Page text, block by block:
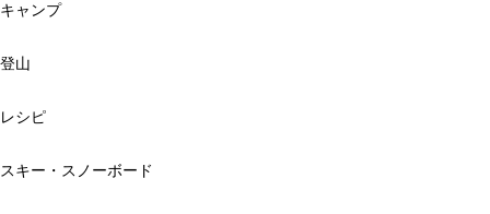
キャンプ
登山
レシピ
スキー・スノーボード